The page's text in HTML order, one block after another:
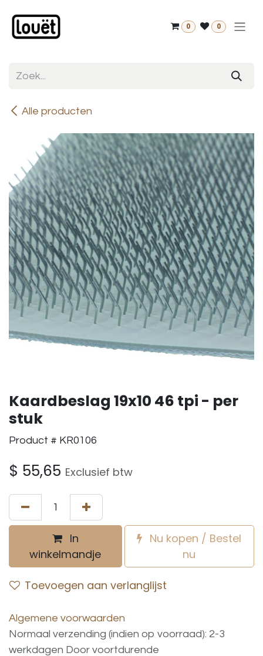
0 0
Alle producten
Kaardbeslag 19x10 46 tpi - per
stuk
Product # KR0106
$ 55,65 Exclusief btw
In
winkelmandje
Nu kopen / Bestel
nu
Toevoegen aan verlanglijst
Algemene voorwaarden
Normaal verzending (indien op voorraad): 2-3
werkdagen Door voortdurende